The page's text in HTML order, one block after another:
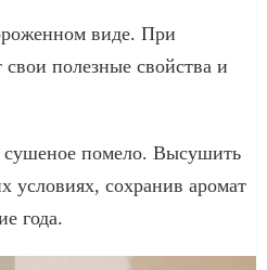
виде. При
свои полезные свойства и
сушеное помело. Высушить
сохранив аромат
года.